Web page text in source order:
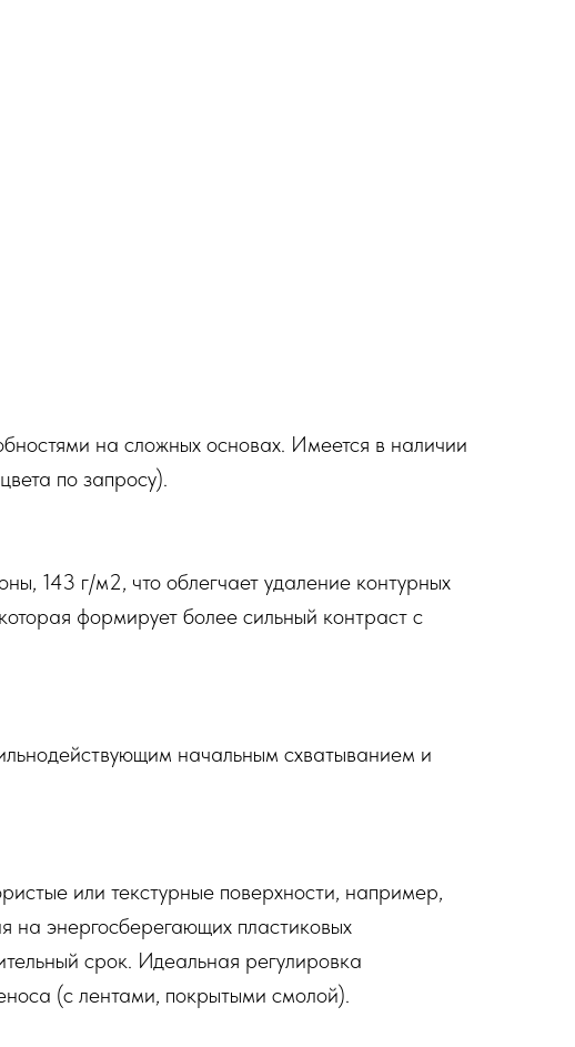
на сложных основах. Имеется в наличии
по запросу).
143 г/м2, что облегчает удаление контурных
формирует более сильный контраст с
начальным схватыванием и
или текстурные поверхности, например,
на энергосберегающих пластиковых
срок. Идеальная регулировка
(с лентами, покрытыми смолой).